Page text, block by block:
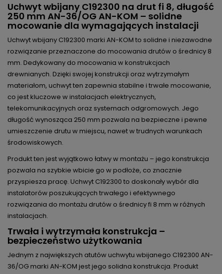
Uchwyt wbijany C192300 na drut fi 8, długość
250 mm AN-36/OG AN-KOM – solidne
mocowanie dla wymagających instalacji
Uchwyt wbijany C192300 marki AN-KOM to solidne i niezawodne
rozwiązanie przeznaczone do mocowania drutów o średnicy 8
mm. Dedykowany do mocowania w konstrukcjach
drewnianych. Dzięki swojej konstrukcji oraz wytrzymałym
materiałom, uchwyt ten zapewnia stabilne i trwałe mocowanie,
co jest kluczowe w instalacjach elektrycznych,
telekomunikacyjnych oraz systemach odgromowych. Jego
długość wynosząca 250 mm pozwala na bezpieczne i pewne
umieszczenie drutu w miejscu, nawet w trudnych warunkach
środowiskowych.
Produkt ten jest wyjątkowo łatwy w montażu – jego konstrukcja
pozwala na szybkie wbicie go w podłoże, co znacznie
przyspiesza pracę. Uchwyt C192300 to doskonały wybór dla
instalatorów poszukujących trwałego i efektywnego
rozwiązania do montażu drutów o średnicy fi 8 mm w różnych
instalacjach.
Trwała i wytrzymała konstrukcja –
bezpieczeństwo użytkowania
Jednym z największych atutów uchwytu wbijanego C192300 AN-
36/OG marki AN-KOM jest jego solidna konstrukcja. Produkt